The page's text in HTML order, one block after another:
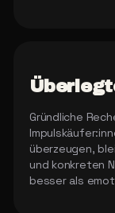
Gründliche
überzeugen,
und konkreten
besser als